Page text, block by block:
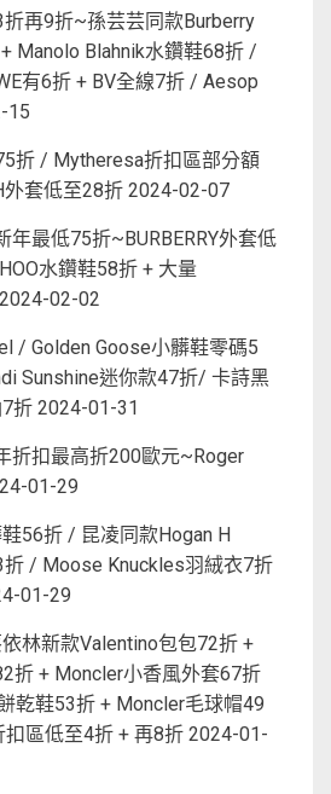
再9折~孫芸芸同款Burberry
Manolo Blahnik水鑽鞋68折 /
有6折 + BV全線7折 / Aesop
15
折 / Mytheresa折扣區部分額
外套低至28折 2024-02-07
年最低75折~BURBERRY外套低
水鑽鞋58折 + 大量
2024-02-02
/ Golden Goose小髒鞋零碼5
Sunshine迷你款47折/ 卡詩黑
折 2024-01-31
折扣最高折200歐元~Roger
01-29
56折 / 昆凌同款Hogan H
/ Moose Knuckles羽絨衣7折
01-29
林新款Valentino包包72折 +
折 + Moncler小香風外套67折
乾鞋53折 + Moncler毛球帽49
區低至4折 + 再8折 2024-01-